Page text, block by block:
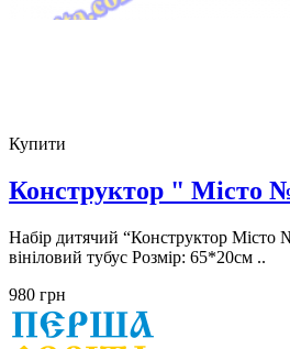
Купити
Конструктор " Місто
Набір дитячий “Конструктор Місто
вініловий тубус Розмір: 65*20см ..
980 грн